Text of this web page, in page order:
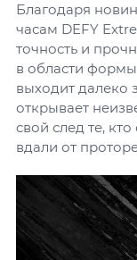
Благодаря
часам DEFY
точность и
в области
выходит далеко
открывает
свой след те,
вдали от